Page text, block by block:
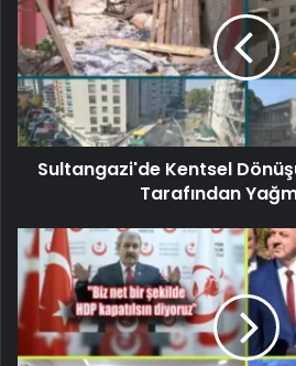
Sultangazi'de Kentsel
Tarafından